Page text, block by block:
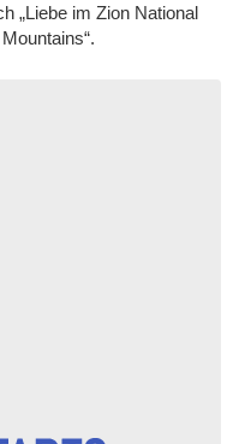
„Liebe im Zion National